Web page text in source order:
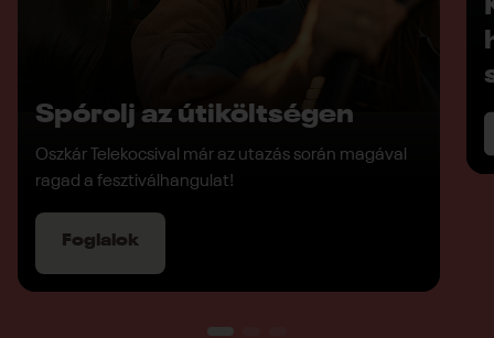
Spórolj az útiköltségen
Oszkár Telekocsival már az utazás során magával
ragad a fesztiválhangulat!
Foglalok